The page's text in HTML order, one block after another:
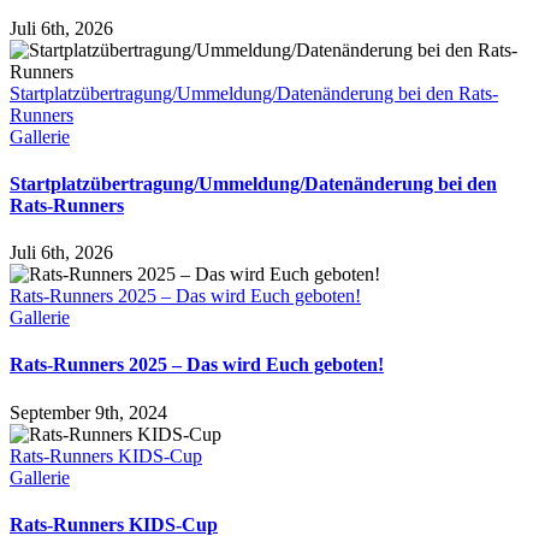
Juli 6th, 2026
Startplatzübertragung/Ummeldung/Datenänderung bei den Rats-
Runners
Gallerie
Startplatzübertragung/Ummeldung/Datenänderung bei den
Rats-Runners
Juli 6th, 2026
Rats-Runners 2025 – Das wird Euch geboten!
Gallerie
Rats-Runners 2025 – Das wird Euch geboten!
September 9th, 2024
Rats-Runners KIDS-Cup
Gallerie
Rats-Runners KIDS-Cup